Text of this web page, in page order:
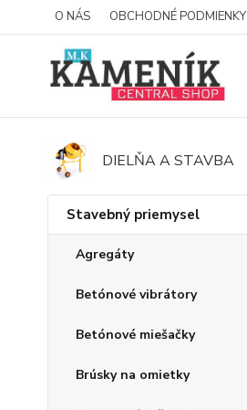
O NÁS OBCHODNÉ PODMIENKY
DIELŇA A STAVBA
Stavebný priemysel
Agregáty
Betónové vibrátory
Betónové miešačky
Brúsky na omietky